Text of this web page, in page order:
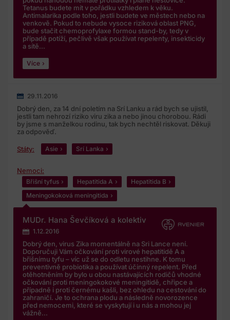
Společnost provádí s mými údaji následující úkony:
ukládá je do databáze uživatelů, upravuje je v případě,
že je doplním nebo se dožádám úpravy, vyhledává je v
rámci své databáze, třídíje dle jednotlivých kritérií pro
dotazy poradny a likviduje je po uplynutí shora uvedené
lhůty pro zpracování nebo po odvolání mého souhlasu.
Současně s podmínkami Poraden pseudonymizované
dotazy a odpovědilékařezveřejňuje na svých
V případě jakýchkoliv dotazůohledně zpracování
osobních údajů nebo v případěuplatnění výše uvedených
práv se mohu ve věci ochrany mých osobních
údajůobrátit na pověřenouosobu na emailovou adresu
249 013, případně na pověřence pro ochranu osobních
údajů Společnosti, Márii Chvajovou Staňkovou, na e-
mailové adrese stankova@stankovapartneri.cz.
výslovný souhlas a zákonný důvod pro zpracování mých
osobních údajůvč. zvláštní kategorie údajů o zdravotním
stavu v souladu se zněním zákona o zpracování osobních
údajů a obecným nařízením o ochraně osobních údajů.
Tetanus budete mít v pořádku vzhledem k věku.
Antimalarika podle toho, jestli budete ve městech nebo na
venkově. Pokud to nebude vysoce riziková oblast PNG,
bude stačit chemoprofylaxe formou stand-by, tedy v
případě potíží, pečlivě však používat repelenty, insekticidy
a sítě...
Více
29.11.2016
Dobrý den, za 14 dní poletím na Srí Lanku a rád bych se ujistil,
jestli tam nehrozí riziko viru zika a nebo jinou chorobou. Rádi
by jsme s manželkou rodinu, tak bych nechtěl riskovat. Děkuji
za odpověď.
Státy: Asie Srí Lanka
Nemoci:
Břišní tyfus Hepatitida A
Hepatitida B
Meningokoková meningitida
MUDr. Hana Ševčíková a kolektiv
1.12.2016
Dobrý den, virus Zika momentálně na Sri Lance není.
Doporučuji Vám očkování proti virové hepatitidě A a
břišnímu tyfu – víc už se do odletu nestihne. K tomu
preventivně probiotika a používat účinný repelent. Před
otěhotněním by bylo u obou nastávajících rodičů vhodné
očkování proti meningokokové meningitidě, chřipce a
případně i proti černému kašli, bez ohledu na cestování do
zahraničí. Je to ochrana plodu a následně novorozence
před nemocemi, které se vyskytují i u nás a mohou jej
vážně...